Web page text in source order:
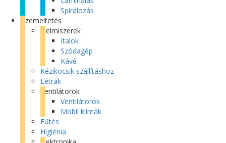
Spirálozás
Üzemeltetés
Élelmiszerek
Italok
Szódagép
Kávé
Kézikocsik szállításhoz
Létrák
Ventilátorok
Ventilátorok
Mobil klímák
Fűtés
Higiénia